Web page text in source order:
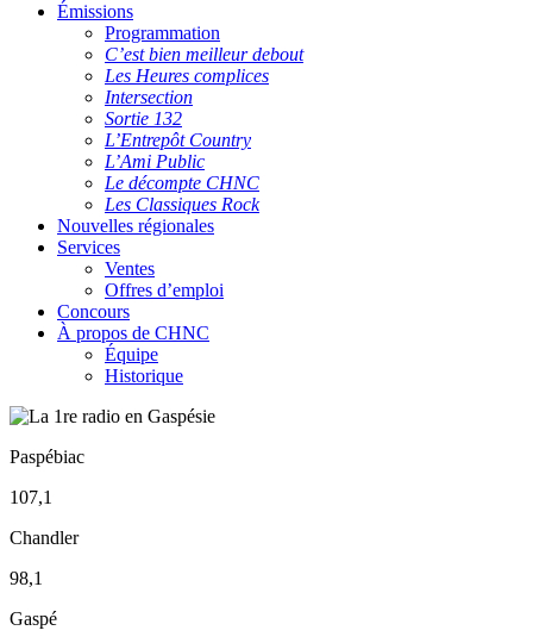
Émissions
Programmation
C’est bien meilleur debout
Les Heures complices
Intersection
Sortie 132
L’Entrepôt Country
L’Ami Public
Le décompte CHNC
Les Classiques Rock
Nouvelles régionales
Services
Ventes
Offres d’emploi
Concours
À propos de CHNC
Équipe
Historique
Paspébiac
107,1
Chandler
98,1
Gaspé